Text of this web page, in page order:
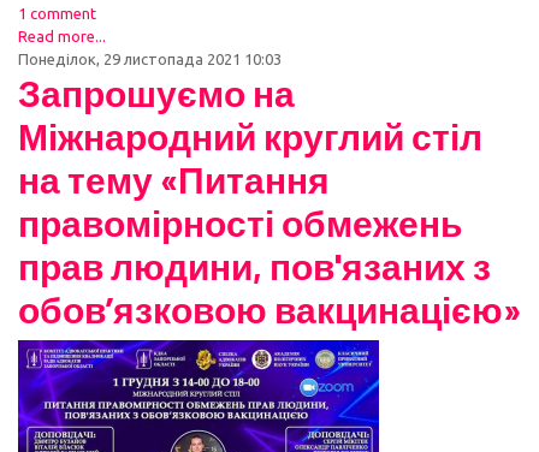
1 comment
Read more...
Понеділок, 29 листопада 2021 10:03
Запрошуємо на
Міжнародний круглий стіл
на тему «Питання
правомірності обмежень
прав людини, пов'язаних з
обов’язковою вакцинацією»